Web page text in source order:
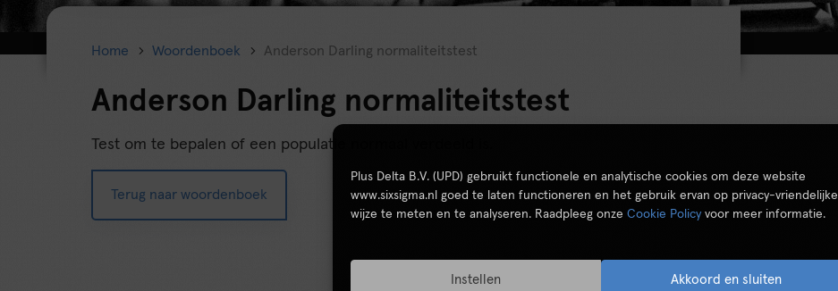
Plus Delta B.V. (UPD) gebruikt functionele en analytische cookies om deze website
www.sixsigma.nl goed te laten functioneren en het gebruik ervan op privacy-vriendelijke
wijze te meten en te analyseren. Raadpleeg onze Cookie Policy voor meer informatie.
Akkoord en sluiten
Instellen
Home Woordenboek Anderson Darling normaliteitstest
Anderson Darling normaliteitstest
Test om te bepalen of een populatie normaal verdeeld is.
Terug naar woordenboek